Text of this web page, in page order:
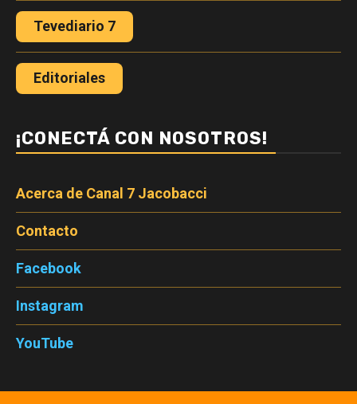
Tevediario 7
Editoriales
¡CONECTÁ CON NOSOTROS!
Acerca de Canal 7 Jacobacci
Contacto
Facebook
Instagram
YouTube